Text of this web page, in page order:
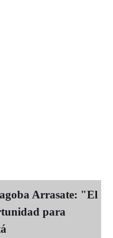
Arrasate: "El
para